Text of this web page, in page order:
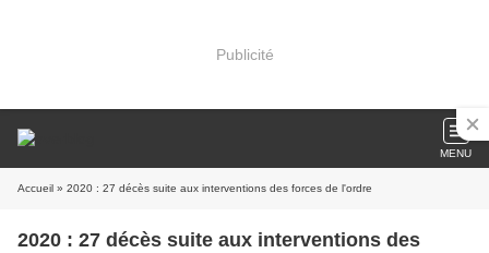
Publicité
MENU
Accueil » 2020 : 27 décès suite aux interventions des forces de l'ordre
2020 : 27 décès suite aux interventions des